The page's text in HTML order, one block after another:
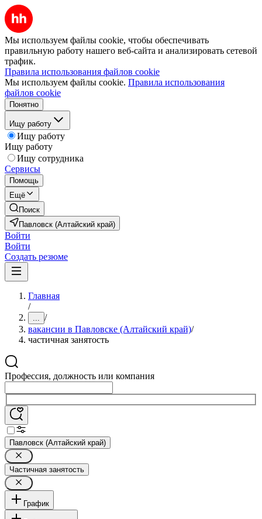
Мы используем файлы cookie, чтобы обеспечивать
правильную работу нашего веб-сайта и анализировать сетевой
трафик.
Правила использования файлов cookie
Мы используем файлы cookie. Правила использования
файлов cookie
Понятно
Ищу работу
Ищу работу
Ищу работу
Ищу сотрудника
Сервисы
Помощь
Ещё
Поиск
Павловск (Алтайский край)
Войти
Войти
Создать резюме
Главная
/
... /
вакансии в Павловске (Алтайский край)/
частичная занятость
Профессия, должность или компания
Павловск (Алтайский край)
Частичная занятость
График